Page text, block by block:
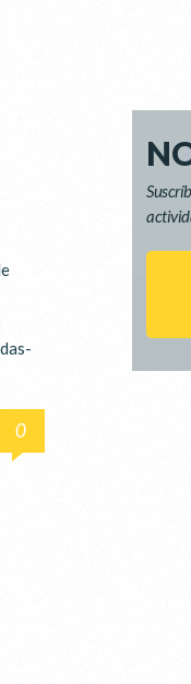
0